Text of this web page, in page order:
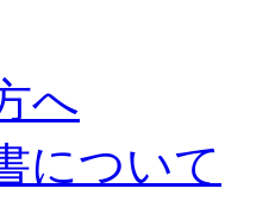
へ
について